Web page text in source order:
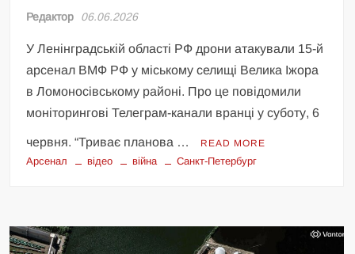
Редактор 06.06.2026
У Ленінградській області РФ дрони атакували 15-й
арсенал ВМФ РФ у міському селищі Велика Іжора
в Ломоносівському районі. Про це повідомили
моніторингові Телеграм-канали вранці у суботу, 6
червня. “Триває планова … READ MORE
Арсенал відео війна Санкт-Петербург